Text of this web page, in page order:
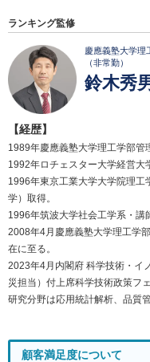
ランキング監修
慶應義塾大学理
（非常勤）
鈴木秀
【経歴】
1989年慶應義塾大学理工学部管
1992年ロチェスター大学経営大
1996年東京工業大学大学院理工
学）取得。
1996年筑波大学社会工学系・講
2008年4月慶應義塾大学理工学
在に至る。
2023年4月内閣府 科学技術・イ
災担当）付上席科学技術政策フ
研究分野は応用統計解析、品質
顧客満足度について